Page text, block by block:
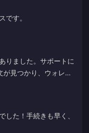
です。
りました。サポートに
見つかり、ウォレッ
にお勧めします。
した！手続きも早く、